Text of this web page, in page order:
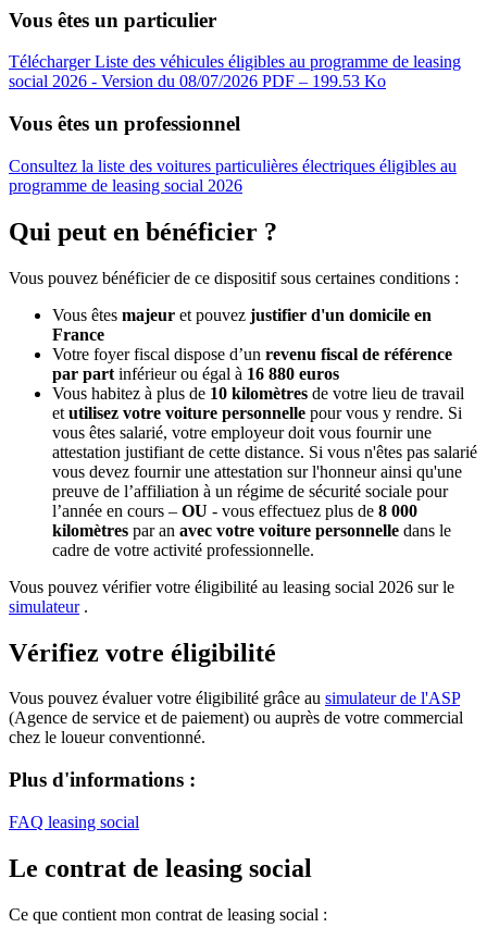
Vous êtes un particulier
Télécharger Liste des véhicules éligibles au programme de leasing
social 2026 - Version du 08/07/2026 PDF – 199.53 Ko
Vous êtes un professionnel
Consultez la liste des voitures particulières électriques éligibles au
programme de leasing social 2026
Qui peut en bénéficier ?
Vous pouvez bénéficier de ce dispositif sous certaines conditions :
Vous êtes majeur et pouvez justifier d'un domicile en
France
Votre foyer fiscal dispose d’un revenu fiscal de référence
par part inférieur ou égal à 16 880 euros
Vous habitez à plus de 10 kilomètres de votre lieu de travail
et utilisez votre voiture personnelle pour vous y rendre. Si
vous êtes salarié, votre employeur doit vous fournir une
attestation justifiant de cette distance. Si vous n'êtes pas salarié
vous devez fournir une attestation sur l'honneur ainsi qu'une
preuve de l’affiliation à un régime de sécurité sociale pour
l’année en cours – OU - vous effectuez plus de 8 000
kilomètres par an avec votre voiture personnelle dans le
cadre de votre activité professionnelle.
Vous pouvez vérifier votre éligibilité au leasing social 2026 sur le
simulateur.
Vérifiez votre éligibilité
Vous pouvez évaluer votre éligibilité grâce au simulateur de l'ASP
(Agence de service et de paiement) ou auprès de votre commercial
chez le loueur conventionné.
Plus d'informations :
FAQ leasing social
Le contrat de leasing social
Ce que contient mon contrat de leasing social :